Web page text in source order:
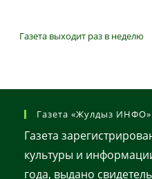
Газета выходит раз в неделю
Газета «Жулдыз ИНФО»
Газета
культуры и
года, выдано